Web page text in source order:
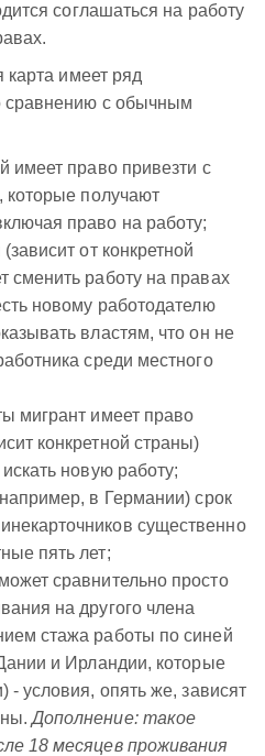
соглашаться на работу
имеет ряд
сравнению с обычным
имеет право привезти с
которые получают
право на работу;
от конкретной
сменить работу на правах
новому работодателю
властям, что он не
среди местного
мигрант имеет право
конкретной страны)
новую работу;
в Германии) срок
существенно
пять лет;
сравнительно просто
на другого члена
стажа работы по синей
и Ирландии, которые
- условия, опять же, зависят
Дополнение: такое
18 месяцев проживания